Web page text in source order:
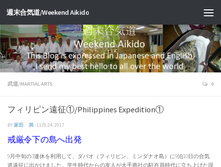
週末合気道/Weekend Aikido
武道/MARTIAL ARTS 0
フィリピン遠征①/Philippines Expedition①
BY家田 満 · 11月 24, 2017
戒厳令下の島へ出発
9月中旬の3連休を利用して、ダバオ（フィリピン、ミンダナオ島）に9泊10日の合気
道遠征に出かけました。学生時代からの友人が大手商社の駐在員時代に立ち上げた現